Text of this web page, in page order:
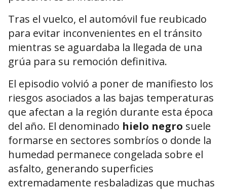
Tras el vuelco, el automóvil fue reubicado
para evitar inconvenientes en el tránsito
mientras se aguardaba la llegada de una
grúa para su remoción definitiva.
El episodio volvió a poner de manifiesto los
riesgos asociados a las bajas temperaturas
que afectan a la región durante esta época
del año. El denominado hielo negro suele
formarse en sectores sombríos o donde la
humedad permanece congelada sobre el
asfalto, generando superficies
extremadamente resbaladizas que muchas